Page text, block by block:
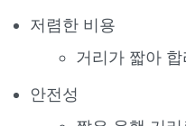
저렴한 비용
거리가 짧아
안전성